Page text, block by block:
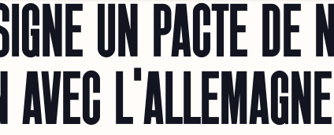
UN PACTE DE
AVEC